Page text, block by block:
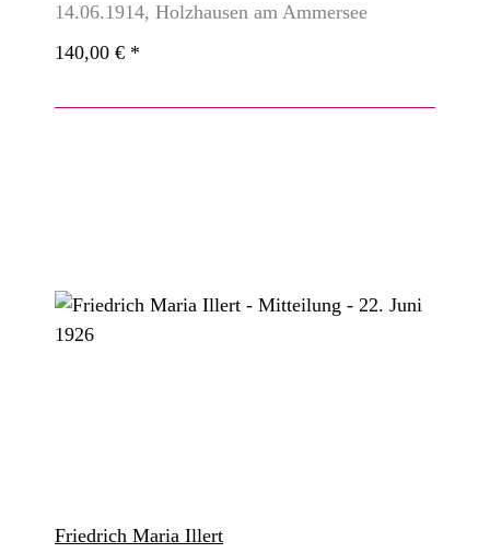
14.06.1914, Holzhausen am Ammersee
140,00 € *
Friedrich Maria Illert